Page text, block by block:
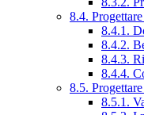
8.4.
8.4.1.
8.4.2.
8.4.3.
8.4.4.
8.5.
8.5.1.